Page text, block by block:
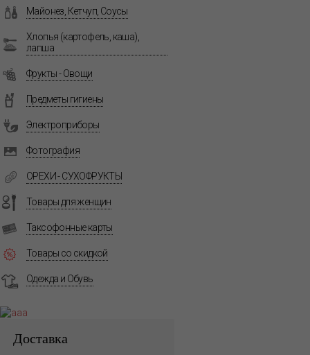
Майонез, Кетчуп, Соусы
Хлопья (картофель, каша),
лапша
Фрукты - Овощи
Предметы гигиены
Электроприборы
Фотография
ОРЕХИ - СУХОФРУКТЫ
Товары для женщин
Таксофонные карты
Товары со скидкой
Одежда и Обувь
Доставка